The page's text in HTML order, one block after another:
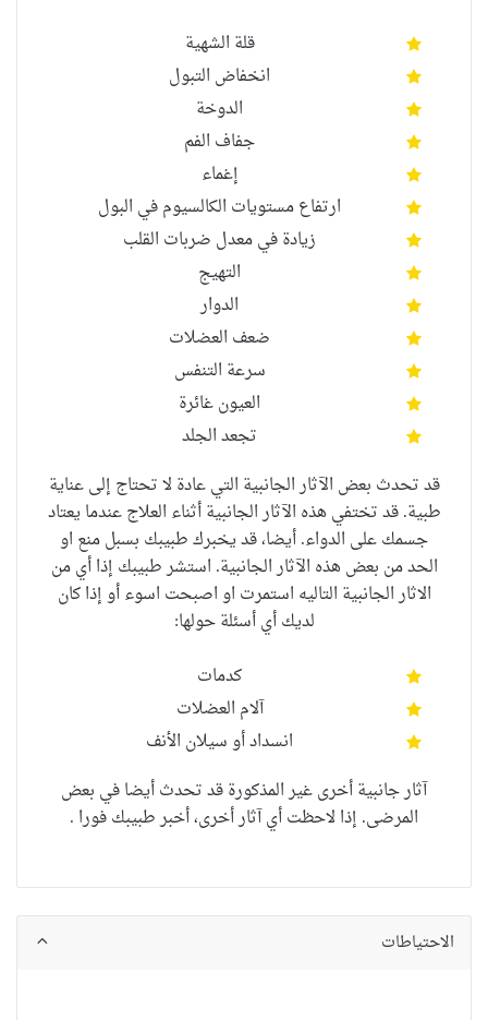
قلة الشهية
انخفاض التبول
الدوخة
جفاف الفم
إغماء
ارتفاع مستويات الكالسيوم في البول
زيادة في معدل ضربات القلب
التهيج
الدوار
ضعف العضلات
سرعة التنفس
العيون غائرة
تجعد الجلد
قد تحدث بعض الآثار الجانبية التي عادة لا تحتاج إلى عناية
طبية. قد تختفي هذه الآثار الجانبية أثناء العلاج عندما يعتاد
جسمك على الدواء. أيضا، قد يخبرك طبيبك بسبل منع او
الحد من بعض هذه الآثار الجانبية. استشر طبيبك إذا أي من
الاثار الجانبية التاليه استمرت او اصبحت اسوء أو إذا كان
لديك أي أسئلة حولها:
كدمات
آلام العضلات
انسداد أو سيلان الأنف
آثار جانبية أخرى غير المذكورة قد تحدث أيضا في بعض
المرضى. إذا لاحظت أي آثار أخرى، أخبر طبيبك فورا .
الاحتياطات